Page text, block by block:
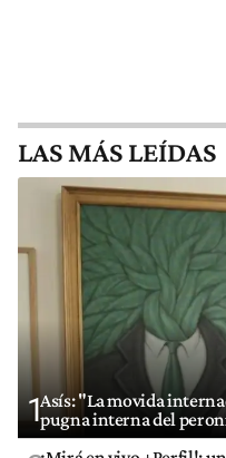
LAS MÁS LEÍDAS
1Asís: "La movida
pugna interna del